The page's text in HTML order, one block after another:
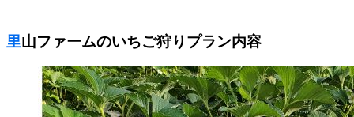
里山ファームのいちご狩りプラン内容